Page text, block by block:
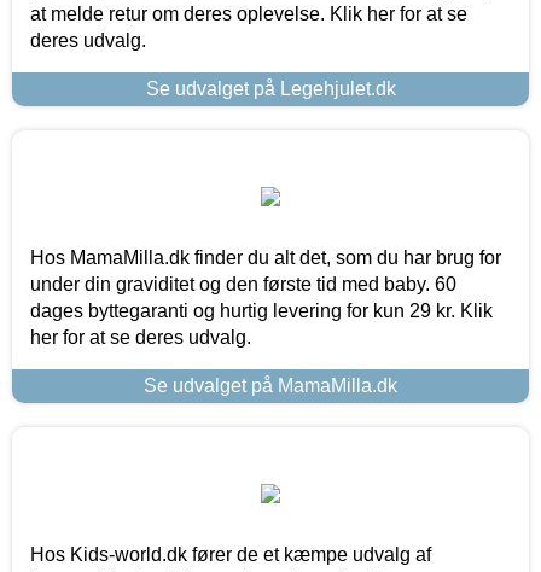
at melde retur om deres oplevelse. Klik her for at se
deres udvalg.
Se udvalget på Legehjulet.dk
Hos MamaMilla.dk finder du alt det, som du har brug for
under din graviditet og den første tid med baby. 60
dages byttegaranti og hurtig levering for kun 29 kr. Klik
her for at se deres udvalg.
Se udvalget på MamaMilla.dk
Hos Kids-world.dk fører de et kæmpe udvalg af